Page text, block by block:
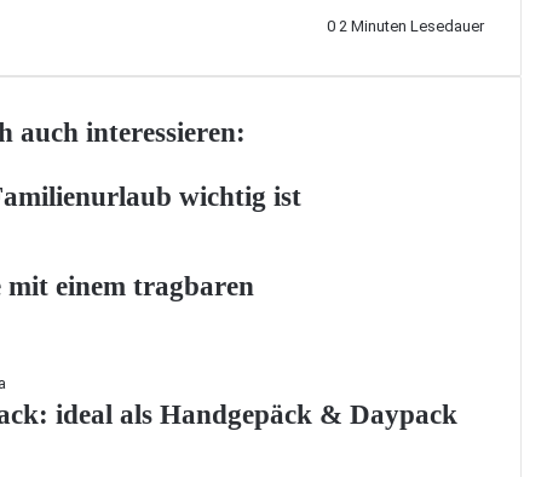
0 2 Minuten Lesedauer
auch interessieren:
wichtig ist
mit einem tragbaren
ideal als Handgepäck & Daypack